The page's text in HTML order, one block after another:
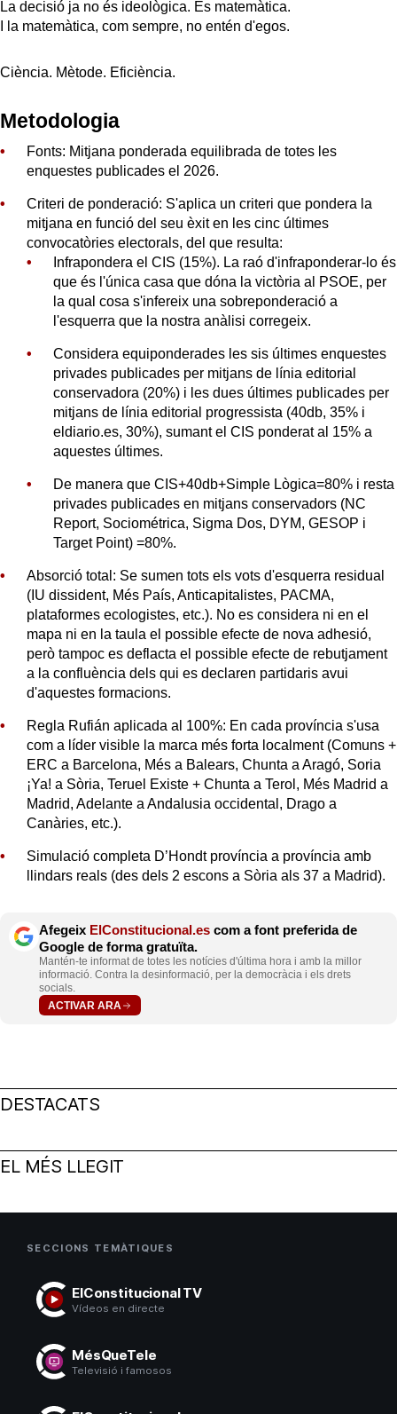
La decisió ja no és ideològica. És matemàtica.
I la matemàtica, com sempre, no entén d'egos.
Ciència. Mètode. Eficiència.
Metodologia
Fonts: Mitjana ponderada equilibrada de totes les
enquestes publicades el 2026.
Criteri de ponderació: S'aplica un criteri que pondera la
mitjana en funció del seu èxit en les cinc últimes
convocatòries electorals, del que resulta:
Infrapondera el CIS (15%). La raó d'infraponderar-lo és
que és l'única casa que dóna la victòria al PSOE, per
la qual cosa s'infereix una sobreponderació a
l'esquerra que la nostra anàlisi corregeix.
Considera equiponderades les sis últimes enquestes
privades publicades per mitjans de línia editorial
conservadora (20%) i les dues últimes publicades per
mitjans de línia editorial progressista (40db, 35% i
eldiario.es, 30%), sumant el CIS ponderat al 15% a
aquestes últimes.
De manera que CIS+40db+Simple Lògica=80% i resta
privades publicades en mitjans conservadors (NC
Report, Sociométrica, Sigma Dos, DYM, GESOP i
Target Point) =80%.
Absorció total: Se sumen tots els vots d'esquerra residual
(IU dissident, Més País, Anticapitalistes, PACMA,
plataformes ecologistes, etc.). No es considera ni en el
mapa ni en la taula el possible efecte de nova adhesió,
però tampoc es deflacta el possible efecte de rebutjament
a la confluència dels qui es declaren partidaris avui
d'aquestes formacions.
Regla Rufián aplicada al 100%: En cada província s'usa
com a líder visible la marca més forta localment (Comuns +
ERC a Barcelona, Més a Balears, Chunta a Aragó, Soria
¡Ya! a Sòria, Teruel Existe + Chunta a Terol, Més Madrid a
Madrid, Adelante a Andalusia occidental, Drago a
Canàries, etc.).
Simulació completa D’Hondt província a província amb
llindars reals (des dels 2 escons a Sòria als 37 a Madrid).
Afegeix ElConstitucional.es com a font preferida de
Google de forma gratuïta.
Mantén-te informat de totes les notícies d'última hora i amb la millor
informació. Contra la desinformació, per la democràcia i els drets
socials.
ACTIVAR ARA
DESTACATS
EL MÉS LLEGIT
SECCIONS TEMÀTIQUES
ElConstitucional TV
Vídeos en directe
MésQueTele
Televisió i famosos